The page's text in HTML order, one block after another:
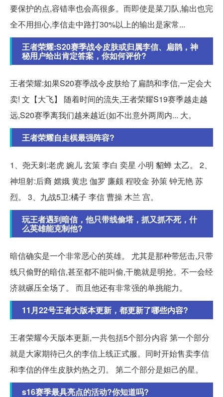
要保护的点,容错率也会高很多。而即使是菜刀队,输出也完
全不用担心,李信走中路打30%以上的输出是家常...
王者荣耀:S20赛季战令皮肤或归属李信、扁鹊，神
秘用户给出肯定答案，你如何评价?
王者荣耀:如果S20赛季战令皮肤给了扁鹊和李信,一定会大
卖! 文【大飞】 随着时间的流失,王者荣耀S19赛季越走越
远,S20赛季离我们越来越近(如不出意外两周内... 大。
王者荣耀自走棋最强阵容?
1、尧天刺:老虎 婉儿 玄策 李白 奕星 小明 貂蝉 太乙。 2、
神坦射:后裔 嫦娥 黄忠 伽罗 廉颇 程咬金 孙策 钟无艳 苏
烈。 3、九战5卫:橘子 李信 曹操 木兰 宫。
玩王者遇到暗信，他只带线偷塔，抓又抓不死，什
么英雄能克制他?
暗信确实是一个非常恶心的英雄。 尤其是那种带惩击,只带
线只偷野的暗信,甚至都不能叫偷,干脆就是明抢。不一会经
济就碾压全场了。 而且他还有非常强的单挑能力。
11月22号王者大版本更新，都更新了哪些内容?
王者荣耀今天版本更新,一共包括5个部分内容 第一个部分
就是大家期待已久的李信上线正式服。同时开始售卖李信
和李信的伴生皮肤灼热之刃。 第二个部分是妲己的星。
s16赛季最具亮点的活动?你知道吗?